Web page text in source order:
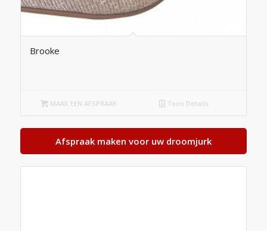
Brooke
MAAK EEN AFSPRAAK Toon Details
Afspraak maken voor uw droomjurk